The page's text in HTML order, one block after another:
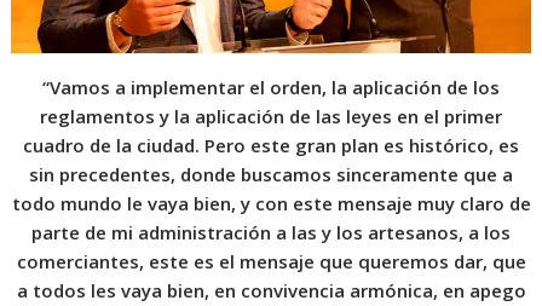
“Vamos a implementar el orden, la aplicación de los
reglamentos y la aplicación de las leyes en el primer
cuadro de la ciudad. Pero este gran plan es histórico, es
sin precedentes, donde buscamos sinceramente que a
todo mundo le vaya bien, y con este mensaje muy claro de
parte de mi administración a las y los artesanos, a los
comerciantes, este es el mensaje que queremos dar, que
a todos les vaya bien, en convivencia armónica, en apego